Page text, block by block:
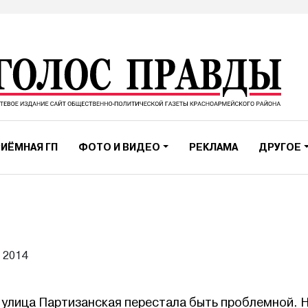
ГП ФОТО И ВИДЕО РЕКЛАМА ДРУГОЕ
2014
Партизанская перестала быть проблемной.